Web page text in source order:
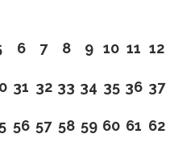
6 7 8 9 10 11 12
31 32 33 34 35 36 37
56 57 58 59 60 61 62